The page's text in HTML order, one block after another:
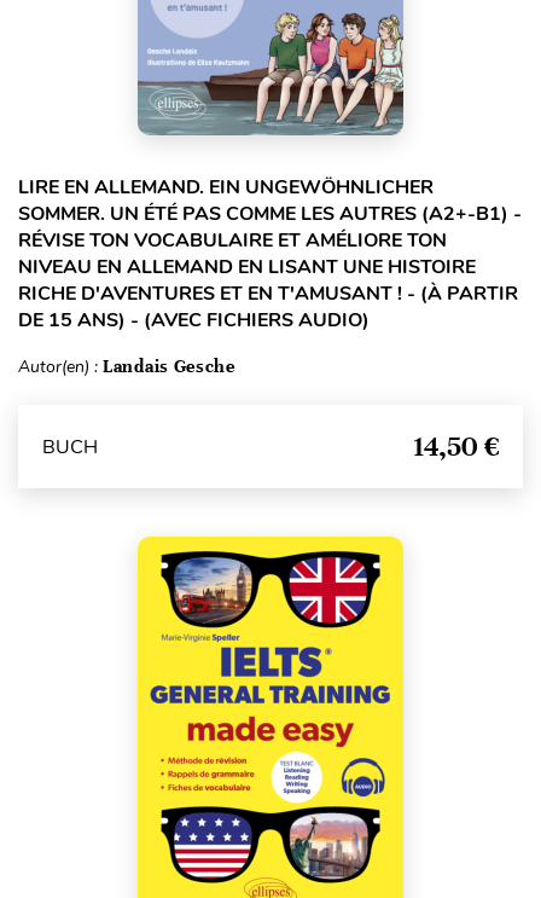
LIRE EN ALLEMAND. EIN UNGEWÖHNLICHER
SOMMER. UN ÉTÉ PAS COMME LES AUTRES (A2+-B1) -
RÉVISE TON VOCABULAIRE ET AMÉLIORE TON
NIVEAU EN ALLEMAND EN LISANT UNE HISTOIRE
RICHE D'AVENTURES ET EN T'AMUSANT ! - (À PARTIR
DE 15 ANS) - (AVEC FICHIERS AUDIO)
Autor(en) : Landais Gesche
BUCH 14,50 €